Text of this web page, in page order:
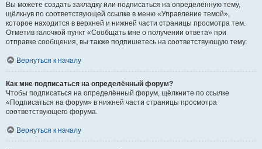
Вы можете создать закладку или подписаться на определённую тему,
щёлкнув по соответствующей ссылке в меню «Управление темой»,
которое находится в верхней и нижней части страницы просмотра тем.
Отметив галочкой пункт «Сообщать мне о получении ответа» при
отправке сообщения, вы также подпишетесь на соответствующую тему.
Вернуться к началу
Как мне подписаться на определённый форум?
Чтобы подписаться на определённый форум, щёлкните по ссылке
«Подписаться на форум» в нижней части страницы просмотра
соответствующего форума.
Вернуться к началу